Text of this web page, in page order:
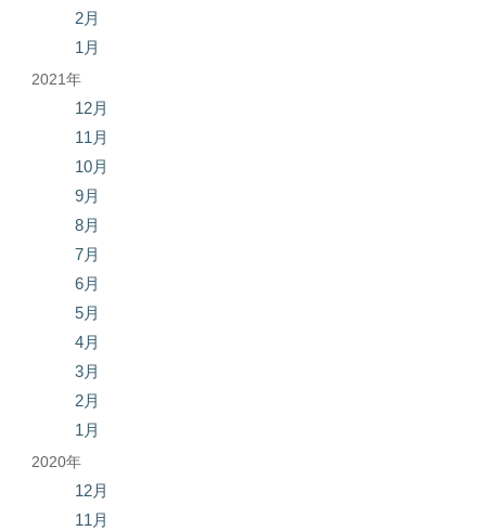
2月
1月
2021年
12月
11月
10月
9月
8月
7月
6月
5月
4月
3月
2月
1月
2020年
12月
11月